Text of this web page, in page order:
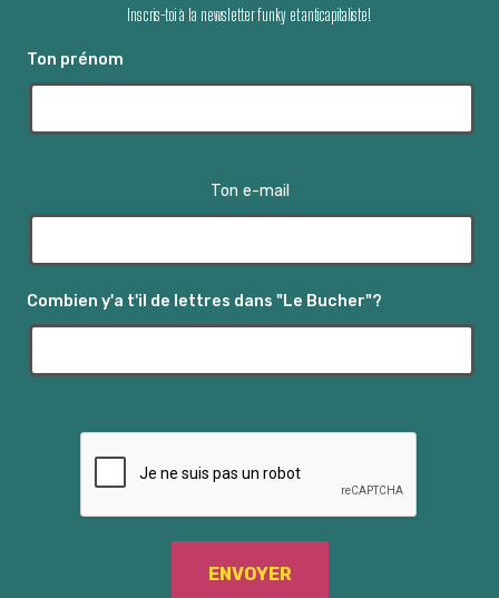
Inscris-toi à la newsletter funky et anticapitaliste!
Ton prénom
Ton e-mail
Combien y'a t'il de lettres dans "Le Bucher"?